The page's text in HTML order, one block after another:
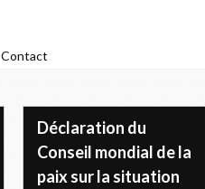
Contact
Déclaration du
Conseil mondial de la
paix sur la situation